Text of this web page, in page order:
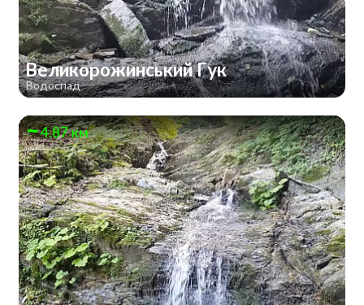
Великорожинський Гук
Водоспад
4.87 км